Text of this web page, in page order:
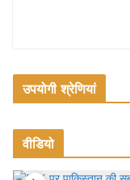
उपयोगी श्रेणियां
वीडियो